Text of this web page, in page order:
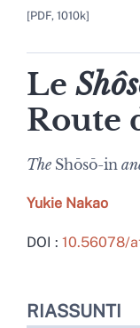
[PDF, 1010k]
Le
Route
The Shōsō-in
Yukie Nakao
DOI : 10.56078/
Indici
RIASSUNTI